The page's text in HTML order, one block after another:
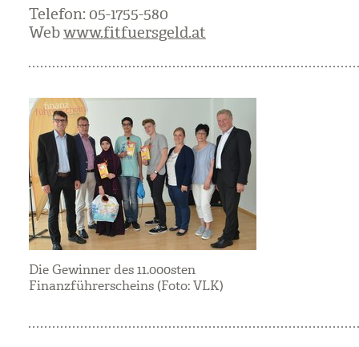
Tele­fon: 05-1755-580
Webwww.fitfuersgeld.at
Die Gewinner des 11.000sten
Finanzführerscheins (Foto: VLK)